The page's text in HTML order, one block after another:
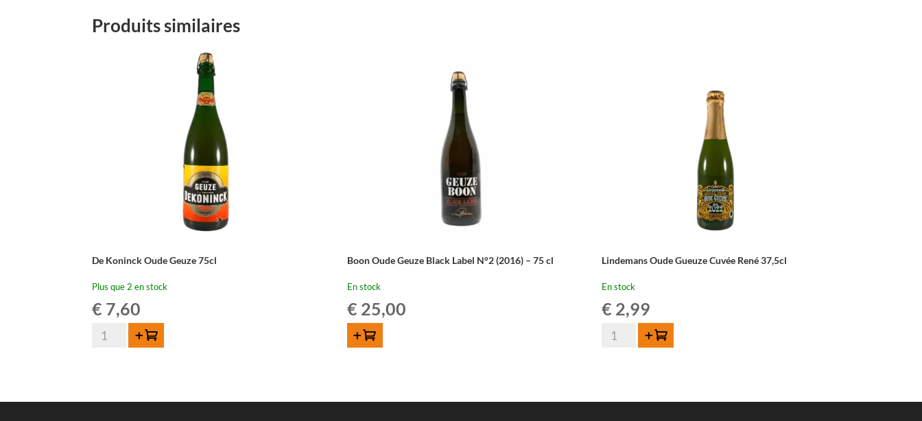
Produits similaires
De Koninck Oude Geuze 75cl
Plus que 2 en stock
€ 7,60
quantité
Ajouter au panier
Boon Oude Geuze Black Label N°2 (2016) – 75 cl
En stock
€ 25,00
AJOUTER AU PANIER
Lindemans Oude Gueuze Cuvée René 37,5cl
En stock
€ 2,99
quantité
Ajouter au panier